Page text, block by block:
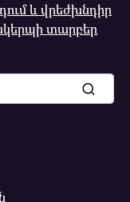
և վրեժխնդիր
տարբեր